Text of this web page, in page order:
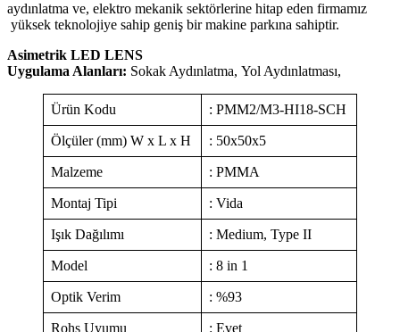
aydınlatma ve, elektro mekanik sektörlerine hitap eden firmamız
yüksek teknolojiye sahip geniş bir makine parkına sahiptir.
Asimetrik LED LENS
Uygulama Alanları: Sokak Aydınlatma, Yol Aydınlatması,
Ürün Kodu : PMM2/M3-HI18-SCH
Ölçüler (mm) W x L x H : 50x50x5
Malzeme : PMMA
Montaj Tipi : Vida
Işık Dağılımı : Medium, Type II
Model : 8 in 1
Optik Verim : %93
Rohs Uyumu : Evet